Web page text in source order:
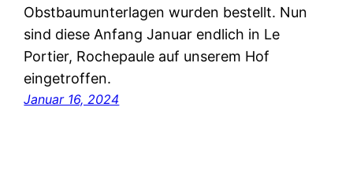
Obstbaumunterlagen wurden bestellt. Nun
sind diese Anfang Januar endlich in Le
Portier, Rochepaule auf unserem Hof
eingetroffen.
Januar 16, 2024